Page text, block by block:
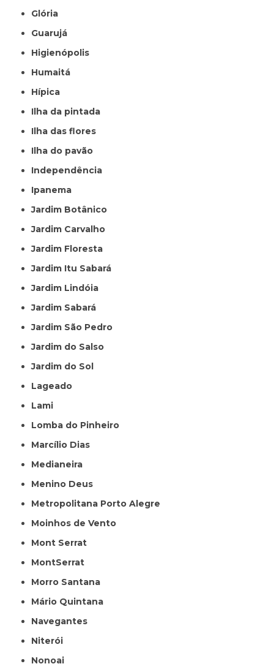
Glória
Guarujá
Higienópolis
Humaitá
Hípica
Ilha da pintada
Ilha das flores
Ilha do pavão
Independência
Ipanema
Jardim Botânico
Jardim Carvalho
Jardim Floresta
Jardim Itu Sabará
Jardim Lindóia
Jardim Sabará
Jardim São Pedro
Jardim do Salso
Jardim do Sol
Lageado
Lami
Lomba do Pinheiro
Marcílio Dias
Medianeira
Menino Deus
Metropolitana Porto Alegre
Moinhos de Vento
Mont Serrat
MontSerrat
Morro Santana
Mário Quintana
Navegantes
Niterói
Nonoai